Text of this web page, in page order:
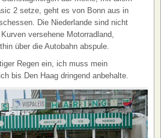
2 setze, geht es von Bonn aus in
Die Niederlande sind nicht
versehene Motorradland,
über die Autobahn abspule.
Regen ein, ich muss mein
bis Den Haag dringend anbehalte.